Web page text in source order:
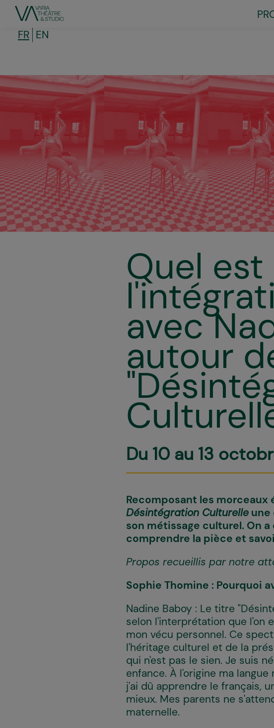
contenu
FR EN
Quel
avec
autour
Du 10 au 13
Recomposant les morceaux
Désintégration Culturelle une
son métissage culturel. On
comprendre la pièce et
Propos recueillis par notre
Sophie Thomine : Pourquoi
Nadine Baboy : Le titre
selon l'interprétation que l'on
mon vécu personnel. Ce
l'héritage culturel et de la
qui n'est pas le sien. Je suis
enfance. À l'origine ma
j'ai dû apprendre le français,
mieux. Mes parents ne
maternelle.